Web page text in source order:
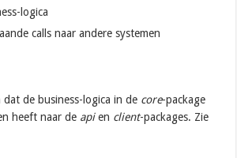
logica
calls naar andere systemen
dat de business-logica in de core-package
heeft naar de apien client-packages. Zie